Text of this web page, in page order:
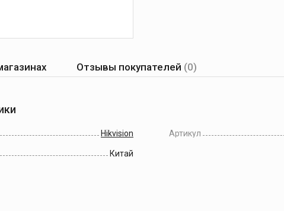
Отзывы покупателей (0)
Hikvision Артикул
Китай